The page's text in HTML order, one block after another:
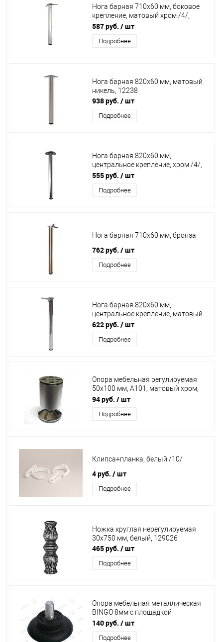
Нога барная 710х60 мм, боковое
крепление, матовый хром /4/,
12008 / 70325
587 руб. / шт
Подробнее
Нога барная 820х60 мм, матовый
никель, 12238
938 руб. / шт
Подробнее
Нога барная 820х60 мм,
центральное крепление, хром /4/,
12087
555 руб. / шт
Подробнее
Нога барная 710x60 мм, бронза
762 руб. / шт
Подробнее
Нога барная 820х60 мм,
центральное крепление, матовый
хром /4/, 12018 / 109504
622 руб. / шт
Подробнее
Опора мебельная регулируемая
50х100 мм, А101, матовый хром,
12139/12051 /100/
94 руб. / шт
Подробнее
Клипса+планка, белый /10/
4 руб. / шт
Подробнее
Ножка круглая нерегулируемая
30х750 мм, белый, 129026
465 руб. / шт
Подробнее
Опора мебельная металлическая
BINGO 8мм с площадкой
SL07.6003.80
140 руб. / шт
Подробнее